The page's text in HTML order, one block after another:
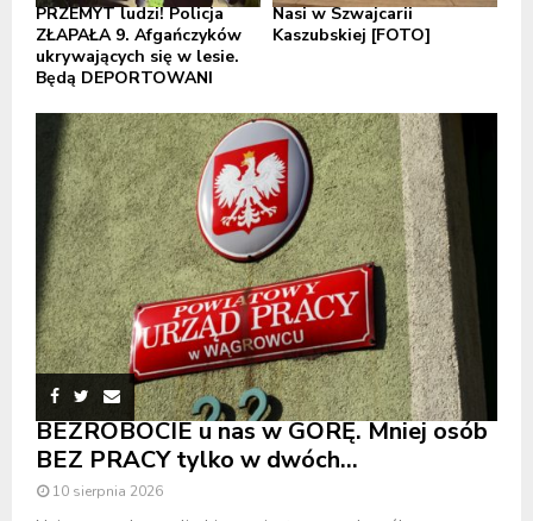
PRZEMYT ludzi! Policja
ZŁAPAŁA 9. Afgańczyków
ukrywających się w lesie.
Będą DEPORTOWANI
Nasi w Szwajcarii
Kaszubskiej [FOTO]
BEZROBOCIE u nas w GÓRĘ. Mniej osób
BEZ PRACY tylko w dwóch...
10 sierpnia 2026